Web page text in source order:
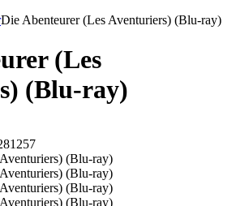
Die Abenteurer (Les Aventuriers) (Blu-ray)
(Les
(Blu-ray)